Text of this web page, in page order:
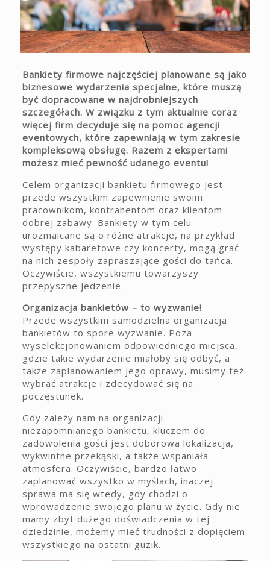
Bankiety firmowe najczęściej planowane są jako
biznesowe wydarzenia specjalne, które muszą
być dopracowane w najdrobniejszych
szczegółach. W związku z tym aktualnie coraz
więcej firm decyduje się na pomoc agencji
eventowych, które zapewniają w tym zakresie
kompleksową obsługę. Razem z ekspertami
możesz mieć pewność udanego eventu!
Celem organizacji bankietu firmowego jest
przede wszystkim zapewnienie swoim
pracownikom, kontrahentom oraz klientom
dobrej zabawy. Bankiety w tym celu
urozmaicane są o różne atrakcje, na przykład
występy kabaretowe czy koncerty, mogą grać
na nich zespoły zapraszające gości do tańca.
Oczywiście, wszystkiemu towarzyszy
przepyszne jedzenie.
Organizacja bankietów – to wyzwanie!
Przede wszystkim samodzielna organizacja
bankietów to spore wyzwanie. Poza
wyselekcjonowaniem odpowiedniego miejsca,
gdzie takie wydarzenie miałoby się odbyć, a
także zaplanowaniem jego oprawy, musimy też
wybrać atrakcje i zdecydować się na
poczęstunek.
Gdy zależy nam na organizacji
niezapomnianego bankietu, kluczem do
zadowolenia gości jest doborowa lokalizacja,
wykwintne przekąski, a także wspaniała
atmosfera. Oczywiście, bardzo łatwo
zaplanować wszystko w myślach, inaczej
sprawa ma się wtedy, gdy chodzi o
wprowadzenie swojego planu w życie. Gdy nie
mamy zbyt dużego doświadczenia w tej
dziedzinie, możemy mieć trudności z dopięciem
wszystkiego na ostatni guzik.